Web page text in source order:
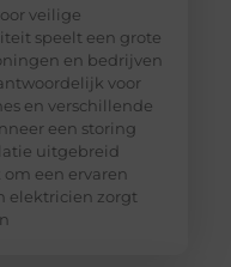
veilige
speelt een grote
en bedrijven
voor
en verschillende
een storing
uitgebreid
een ervaren
elektricien zorgt